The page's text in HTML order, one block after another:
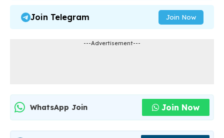
Join Telegram Join Now
---Advertisement---
WhatsApp Join Join Now